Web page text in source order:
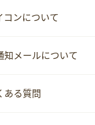
コンについて
知メールについて
ある質問